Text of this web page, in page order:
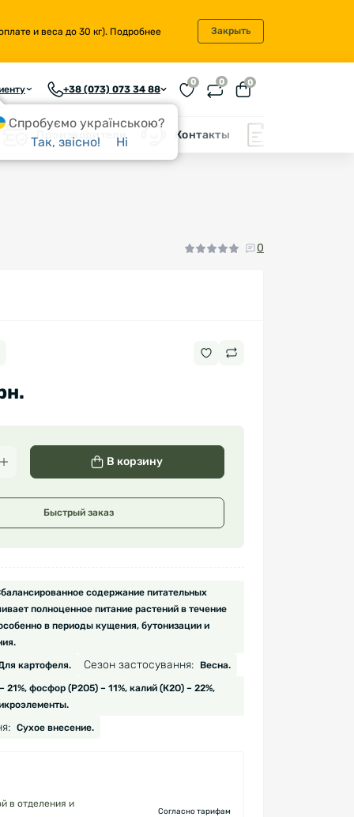
и веса до 30 кг). Подробнее Закрыть
+38 (073) 073 34 88
0 0 0
Производители Контакты
0
В корзину
Быстрый заказ
содержание питательных
полноценное питание растений в течение
в периоды кущения, бутонизации и
картофеля. Сезон застосування: Весна.
21%, фосфор (P2O5) – 11%, калий (К2О) – 22%,
Сухое внесение.
в отделения и
Согласно тарифам
Спробуємо українською?
Так, звісно!
Ні